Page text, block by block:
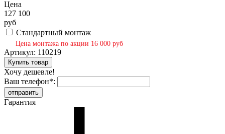
Цена
127 100
руб
Стандартный монтаж
Цена монтажа по акции 16 000 руб
Артикул: 110219
Хочу дешевле!
Ваш телефон*:
Гарантия